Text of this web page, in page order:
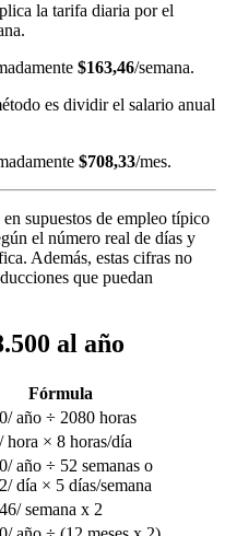
la tarifa diaria por el
$163,46/semana.
es dividir el salario anual
$708,33/mes.
supuestos de empleo típico
el número real de días y
Además, estas cifras no
que puedan
al año
Fórmula
año ÷ 2080 horas
hora × 8 horas/día
año ÷ 52 semanas o
día × 5 días/semana
semana x 2